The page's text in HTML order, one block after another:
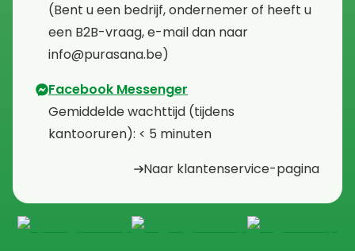
⁠(Bent u een bedrijf, ondernemer of heeft u
een B2B-vraag, e-mail dan naar
info@purasana.be)
Facebook Messenger
⁠Gemiddelde wachttijd (tijdens
kantooruren): < 5 minuten
Naar klantenservice-pagina